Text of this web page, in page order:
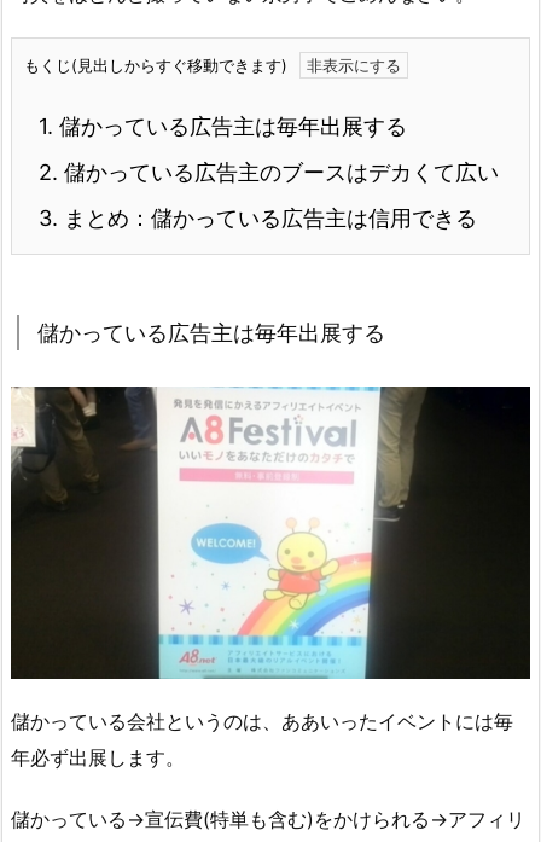
もくじ(見出しからすぐ移動できます)
1. 儲かっている広告主は毎年出展する
2. 儲かっている広告主のブースはデカくて広い
3. まとめ：儲かっている広告主は信用できる
儲かっている広告主は毎年出展する
儲かっている会社というのは、ああいったイベントには毎
年必ず出展します。
儲かっている→宣伝費(特単も含む)をかけられる→アフィリ